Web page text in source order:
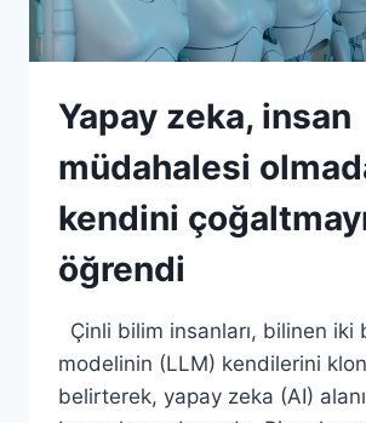
Yapay zeka, insan
müdahalesi
kendini
öğrendi
Çinli bilim insanları, bilinen iki
modelinin (LLM) kendilerini
belirterek, yapay zeka (AI)